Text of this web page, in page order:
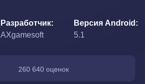
Разработчик
AXgamesoft
Версия Android
5.1
260 640 оценок